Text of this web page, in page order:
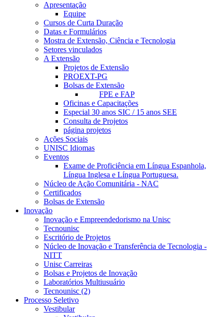
Apresentação
Equipe
Cursos de Curta Duração
Datas e Formulários
Mostra de Extensão, Ciência e Tecnologia
Setores vinculados
A Extensão
Projetos de Extensão
PROEXT-PG
Bolsas de Extensão
FPE e FAP
Oficinas e Capacitações
Especial 30 anos SIC / 15 anos SEE
Consulta de Projetos
página projetos
Ações Sociais
UNISC Idiomas
Eventos
Exame de Proficiência em Língua Espanhola,
Língua Inglesa e Língua Portuguesa.
Núcleo de Ação Comunitária - NAC
Certificados
Bolsas de Extensão
Inovação
Inovação e Empreendedorismo na Unisc
Tecnounisc
Escritório de Projetos
Núcleo de Inovação e Transferência de Tecnologia -
NITT
Unisc Carreiras
Bolsas e Projetos de Inovação
Laboratórios Multiusuário
Tecnounisc (2)
Processo Seletivo
Vestibular